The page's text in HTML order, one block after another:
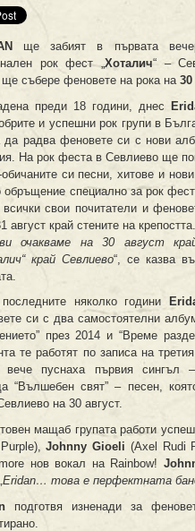
ще забият в първата
рок фест „ Хоталич“ –
ще събере феновете на рока на 30
преди 18 години, днес
и успешни рок групи в
да радва феновете си с нови
На рок феста в Севлиево ще
си песни, хитове и
обръщение специално за рок фест
всички свои почитатели и
август край стените на крепостта.
очакваме на 30 август
край Севлиево“, се казва
няколко години
си с два самостоятелни
през 2014 и “Време
те работят по записа на
вече пуснаха първия сингъл –
“Вълшебен свят” – песен,
на 30 август.
мащаб групата работи
Purple),Johnny Gioeli (Axel Rudi
нов вокал на Rainbow!
„Eridan… това е перфектната
подготвя изненади за